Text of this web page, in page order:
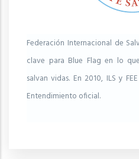
Federación Internacional de
clave para Blue Flag en lo
salvan vidas. En 2010, ILS y
Entendimiento oficial.